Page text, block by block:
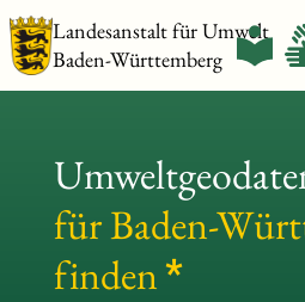
Landesanstalt für Umwelt
Baden-Württemberg
für Baden-
finden